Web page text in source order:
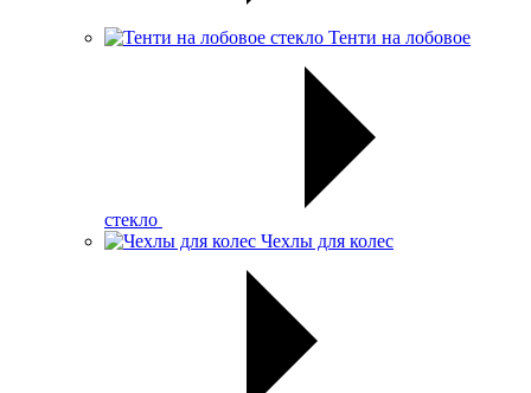
Тенти на лобовое
стекло
Чехлы для колес